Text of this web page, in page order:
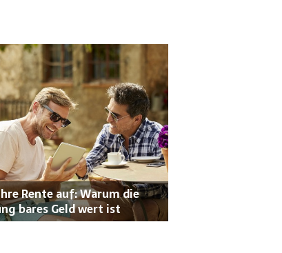
Rente auf: Warum die
bares Geld wert ist